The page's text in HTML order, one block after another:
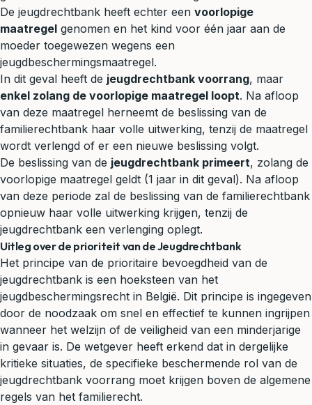
De jeugdrechtbank heeft echter een voorlopige
maatregel genomen en het kind voor één jaar aan de
moeder toegewezen wegens een
jeugdbeschermingsmaatregel.
In dit geval heeft de jeugdrechtbank voorrang, maar
enkel zolang de voorlopige maatregel loopt. Na afloop
van deze maatregel herneemt de beslissing van de
familierechtbank haar volle uitwerking, tenzij de maatregel
wordt verlengd of er een nieuwe beslissing volgt.
De beslissing van de jeugdrechtbank primeert, zolang de
voorlopige maatregel geldt (1 jaar in dit geval). Na afloop
van deze periode zal de beslissing van de familierechtbank
opnieuw haar volle uitwerking krijgen, tenzij de
jeugdrechtbank een verlenging oplegt.
Uitleg over de prioriteit van de Jeugdrechtbank
Het principe van de prioritaire bevoegdheid van de
jeugdrechtbank is een hoeksteen van het
jeugdbeschermingsrecht in België. Dit principe is ingegeven
door de noodzaak om snel en effectief te kunnen ingrijpen
wanneer het welzijn of de veiligheid van een minderjarige
in gevaar is. De wetgever heeft erkend dat in dergelijke
kritieke situaties, de specifieke beschermende rol van de
jeugdrechtbank voorrang moet krijgen boven de algemene
regels van het familierecht.